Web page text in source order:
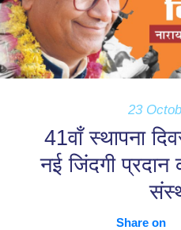
23
41वाँ स्थापना
नई जिंदगी प्रदान
Share on